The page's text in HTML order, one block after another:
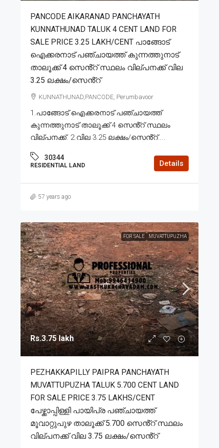
PANCODE AIKARANAD PANCHAYATH
KUNNATHUNAD TALUK 4 CENT LAND FOR
SALE PRICE 3.25 LAKH/CENT പാങ്ങോട്
ഐക്കരനാട് പഞ്ചായത്ത് കുന്നത്തുനാട്
താലൂക്ക് 4 സെൻ്റ് സ്ഥലം വില്പനക്ക് വില
3.25 ലക്ഷം/സെൻ്റ്
KUNNATHUNAD,PANCODE, Perumbavoor
1.പാങ്ങോട് ഐക്കരനാട് പഞ്ചായത്ത്
കുന്നത്തുനാട് താലൂക്ക് 4 സെൻ്റ് സ്ഥലം
വില്പനക്ക്. 2.വില 3.25 ലക്ഷം/സെൻ്റ്....
30344
RESIDENTIAL LAND Details
57 years ago
FOR SALE MUVATTUPUZHA
Rs.3.75 lakh
PEZHAKKAPILLY PAIPRA PANCHAYATH
MUVATTUPUZHA TALUK 5.700 CENT LAND
FOR SALE PRICE 3.75 LAKHS/CENT
പേഴ്ക്കാപ്പിള്ളി പായിപ്ര പഞ്ചായത്ത്
മൂവാറ്റുപുഴ താലൂക്ക് 5.700 സെൻ്റ് സ്ഥലം
വില്പനക്ക് വില 3.75 ലക്ഷം/സെൻ്റ്